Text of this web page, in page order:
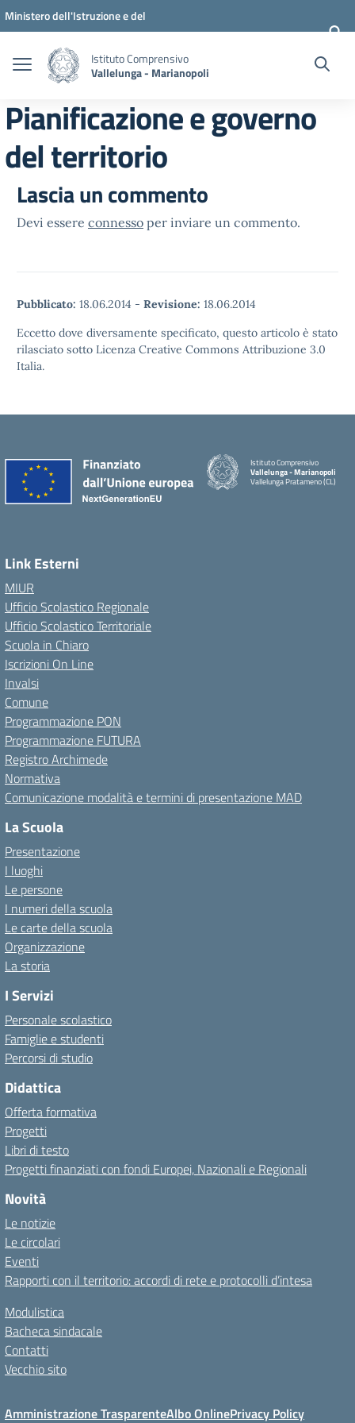
Vai ai contenuti
Vai al menu di navigazione
Vai al footer
Ministero dell'Istruzione e del
Istituto Comprensivo
Vallelunga - Marianopoli
Pianificazione e governo
del territorio
Lascia un commento
Devi essere connesso per inviare un commento.
Pubblicato: 18.06.2014 - Revisione: 18.06.2014
Eccetto dove diversamente specificato, questo articolo è stato
rilasciato sotto Licenza Creative Commons Attribuzione 3.0
Italia.
Istituto Comprensivo
Vallelunga - Marianopoli
Vallelunga Pratameno (CL)
Link Esterni
MIUR
Ufficio Scolastico Regionale
Ufficio Scolastico Territoriale
Scuola in Chiaro
Iscrizioni On Line
Invalsi
Comune
Programmazione PON
Programmazione FUTURA
Registro Archimede
Normativa
Comunicazione modalità e termini di presentazione MAD
La Scuola
Presentazione
I luoghi
Le persone
I numeri della scuola
Le carte della scuola
Organizzazione
La storia
I Servizi
Personale scolastico
Famiglie e studenti
Percorsi di studio
Didattica
Offerta formativa
Progetti
Libri di testo
Progetti finanziati con fondi Europei, Nazionali e Regionali
Novità
Le notizie
Le circolari
Eventi
Rapporti con il territorio: accordi di rete e protocolli d’intesa
Modulistica
Bacheca sindacale
Contatti
Vecchio sito
Amministrazione TrasparenteAlbo OnlinePrivacy Policy